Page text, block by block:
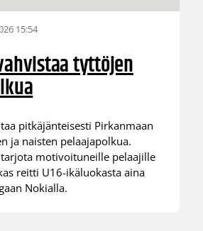
15:54
tyttöjen
pitkäjänteisesti Pirkanmaan
ja naisten pelaajapolkua.
motivoituneille pelaajille
reitti U16-ikäluokasta aina
Nokialla.